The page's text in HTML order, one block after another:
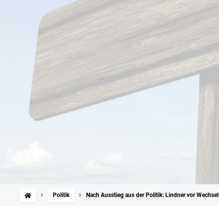
Politik Nach Ausstieg aus der Politik: Lindner vor